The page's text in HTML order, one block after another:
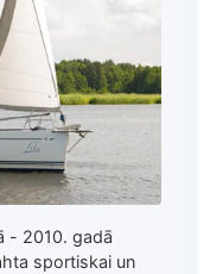
- 2010. gadā
sportiskai un